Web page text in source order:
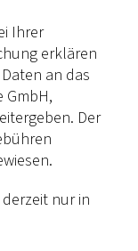
Ihrer
erklären
an das
GmbH,
Der
nur in